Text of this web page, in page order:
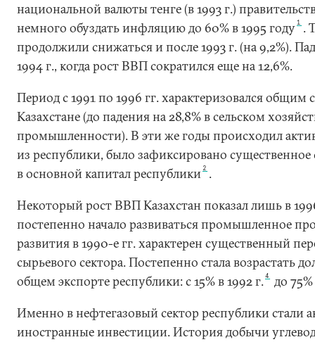
национальной валюты тенге (в 1993 г.)
немного обуздать инфляцию до 60% в 1995 году1 .
продолжили снижаться и после 1993 г. (на 9,2%).
1994 г., когда рост ВВП сократился еще на 12,6%.
Период с 1991 по 1996 гг. характеризовался общим
Казахстане (до падения на 28,8% в сельском
промышленности). В эти же годы происходил
из республики, было зафиксировано
в основной капитал республики 2 .
Некоторый рост ВВП Казахстан показал лишь в
постепенно начало развиваться промышленное
развития в 1990-е гг. характерен существенный
сырьевого сектора. Постепенно стала возрастать
общем экспорте республики: с 15% в 1992 г.4
до
Именно в нефтегазовый сектор республики стали
иностранные инвестиции. История добычи